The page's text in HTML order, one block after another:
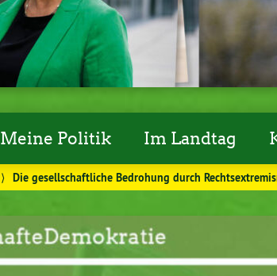
Meine Politik Im Landtag
⟩ Die gesellschaftliche Bedrohung durch